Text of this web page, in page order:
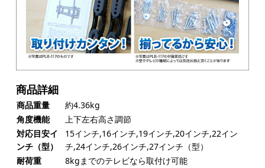
商品詳細
商品重量
約4.36kg
角度機能
上下左右高さ調節
対応目安イ
ンチ（型）
15インチ,16インチ,19インチ,20インチ,22イン
チ,24インチ,26インチ,27インチ（型）
耐荷重
8kgまでのテレビなら取付け可能